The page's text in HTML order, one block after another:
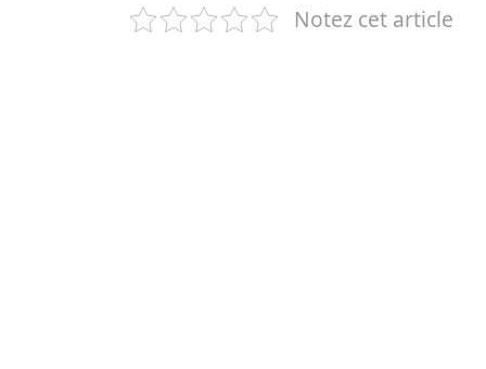
Notez cet article